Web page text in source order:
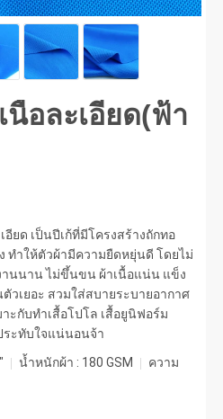
) #1
นื้อละเอียด(ฟ้า
อียด เป็นปีเก้ที่มีโครงสร้างถักทอ
ทำให้ตัวผ้ามีความยืดหยุ่นดี โดยไม่
านนาน ไม่ขึ้นขน ผ้าเนื้อแน่น แข็ง
วเยอะ สวมใส่สบายระบายอากาศ
ะกับทำเสื้อโปโล เสื้อยูนิฟอร์ม
ระทับใจแน่นอนจ้า
น้ำหนักผ้า : 180 GSM
ความ